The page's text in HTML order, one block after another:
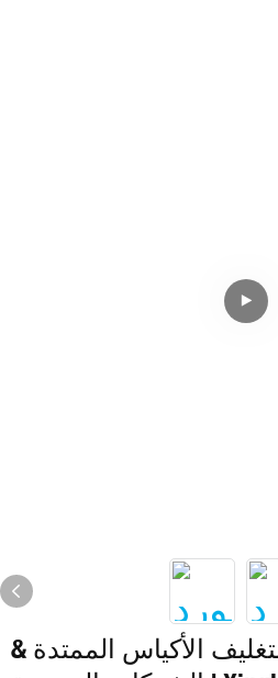
الأكياس الممتدة &